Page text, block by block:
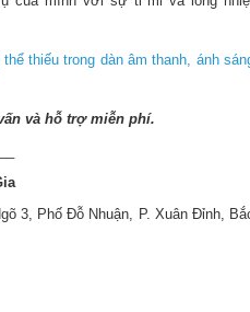
thiếu trong dàn âm thanh, ánh
và hỗ trợ miễn phí.
3, Phố Đỗ Nhuận, P. Xuân Đỉnh,